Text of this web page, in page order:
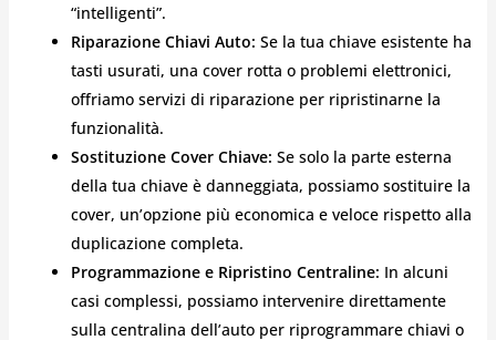
“intelligenti”.
Riparazione Chiavi Auto: Se la tua chiave esistente ha
tasti usurati, una cover rotta o problemi elettronici,
offriamo servizi di riparazione per ripristinarne la
funzionalità.
Sostituzione Cover Chiave: Se solo la parte esterna
della tua chiave è danneggiata, possiamo sostituire la
cover, un’opzione più economica e veloce rispetto alla
duplicazione completa.
Programmazione e Ripristino Centraline: In alcuni
casi complessi, possiamo intervenire direttamente
sulla centralina dell’auto per riprogrammare chiavi o